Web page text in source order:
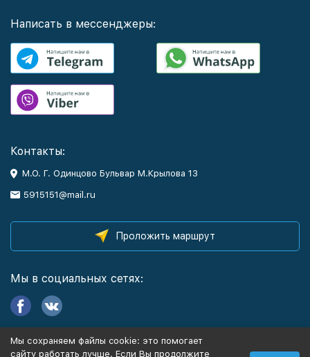
Написать в мессенджеры:
Контакты:
М.О. Г. Одинцово Бульвар М.Крылова 13
5915151@mail.ru
Проложить маршрут
Мы в социальных сетях:
Информация
Мы сохраняем файлы cookie: это помогает
сайту работать лучше. Если Вы продолжите